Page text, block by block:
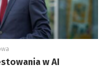
w AI